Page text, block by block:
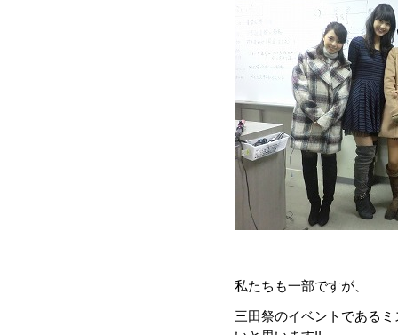
私たちも一部ですが、
三田祭のイベントである